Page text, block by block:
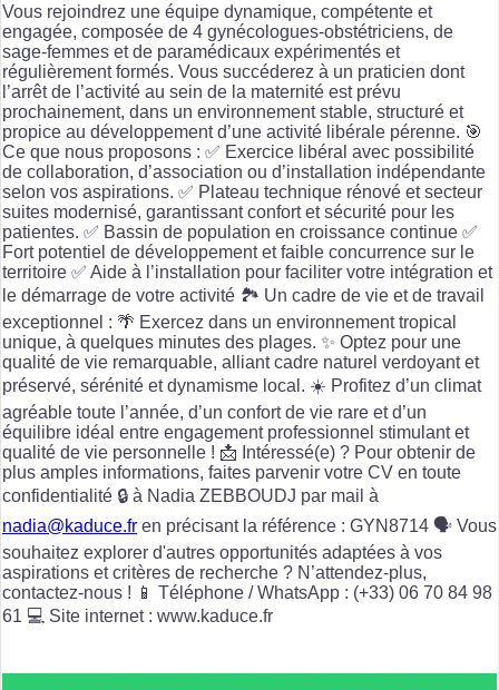
Vous rejoindrez une équipe dynamique, compétente et
engagée, composée de 4 gynécologues-obstétriciens, de
sage-femmes et de paramédicaux expérimentés et
régulièrement formés. Vous succéderez à un praticien dont
l’arrêt de l’activité au sein de la maternité est prévu
prochainement, dans un environnement stable, structuré et
propice au développement d’une activité libérale pérenne. 🎯
Ce que nous proposons : ✅ Exercice libéral avec possibilité
de collaboration, d’association ou d’installation indépendante
selon vos aspirations. ✅ Plateau technique rénové et secteur
suites modernisé, garantissant confort et sécurité pour les
patientes. ✅ Bassin de population en croissance continue ✅
Fort potentiel de développement et faible concurrence sur le
territoire ✅ Aide à l’installation pour faciliter votre intégration et
le démarrage de votre activité 🏞️ Un cadre de vie et de travail
exceptionnel : 🌴 Exercez dans un environnement tropical
unique, à quelques minutes des plages. ✨ Optez pour une
qualité de vie remarquable, alliant cadre naturel verdoyant et
préservé, sérénité et dynamisme local. ☀️ Profitez d’un climat
agréable toute l’année, d’un confort de vie rare et d’un
équilibre idéal entre engagement professionnel stimulant et
qualité de vie personnelle ! 📩 Intéressé(e) ? Pour obtenir de
plus amples informations, faites parvenir votre CV en toute
confidentialité 🔒 à Nadia ZEBBOUDJ par mail à
nadia@kaduce.fr en précisant la référence : GYN8714 🗣️ Vous
souhaitez explorer d'autres opportunités adaptées à vos
aspirations et critères de recherche ? N’attendez-plus,
contactez-nous ! 📱 Téléphone / WhatsApp : (+33) 06 70 84 98
61 💻 Site internet : www.kaduce.fr